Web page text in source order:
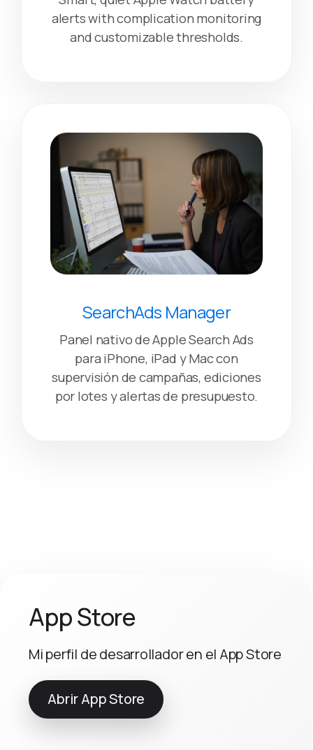
alerts with complication monitoring
and customizable thresholds.
SearchAds Manager
Panel nativo de Apple Search Ads
para iPhone, iPad y Mac con
supervisión de campañas, ediciones
por lotes y alertas de presupuesto.
App Store
Mi perfil de desarrollador en el App Store
Abrir App Store